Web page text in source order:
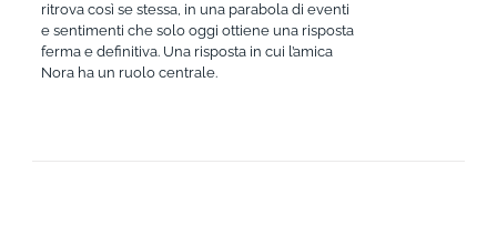
ritrova così se stessa, in una parabola di eventi
e sentimenti che solo oggi ottiene una risposta
ferma e definitiva. Una risposta in cui l’amica
Nora ha un ruolo centrale.